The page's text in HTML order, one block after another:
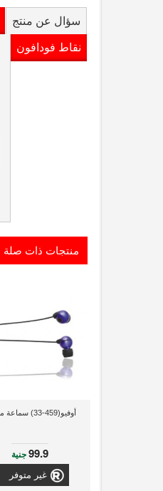
سؤال عن منتج
نقاط فودافون
منتجات ذات صلة
أوفيو(459-33) سماعة موبايل
99.9جنية
غير متوفر